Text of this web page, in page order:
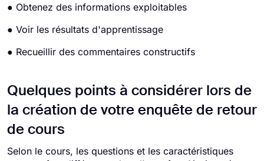
● Obtenez des informations exploitables
● Voir les résultats d'apprentissage
● Recueillir des commentaires constructifs
Quelques points à considérer lors de
la création de votre enquête de retour
de cours
Selon le cours, les questions et les caractéristiques